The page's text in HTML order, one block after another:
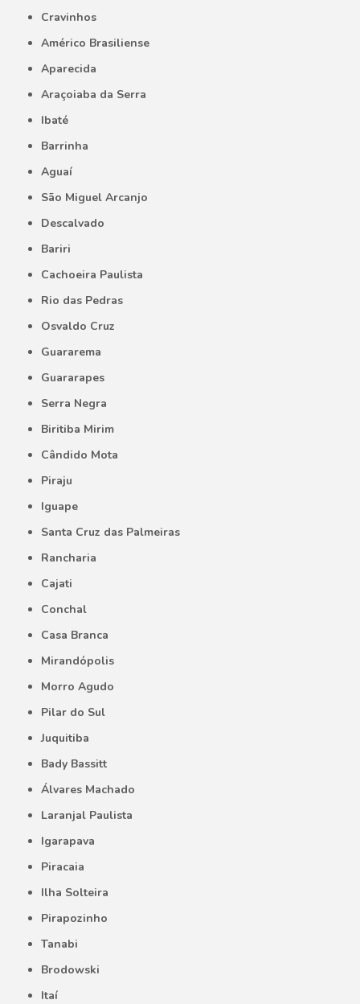
Cravinhos
Américo Brasiliense
Aparecida
Araçoiaba da Serra
Ibaté
Barrinha
Aguaí
São Miguel Arcanjo
Descalvado
Bariri
Cachoeira Paulista
Rio das Pedras
Osvaldo Cruz
Guararema
Guararapes
Serra Negra
Biritiba Mirim
Cândido Mota
Piraju
Iguape
Santa Cruz das Palmeiras
Rancharia
Cajati
Conchal
Casa Branca
Mirandópolis
Morro Agudo
Pilar do Sul
Juquitiba
Bady Bassitt
Álvares Machado
Laranjal Paulista
Igarapava
Piracaia
Ilha Solteira
Pirapozinho
Tanabi
Brodowski
Itaí